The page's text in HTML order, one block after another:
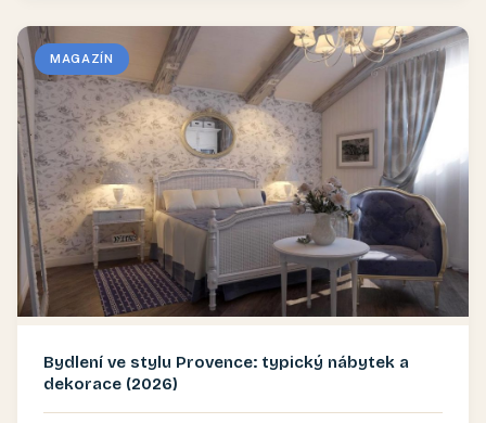
MAGAZÍN
Bydlení ve stylu Provence: typický nábytek a
dekorace (2026)